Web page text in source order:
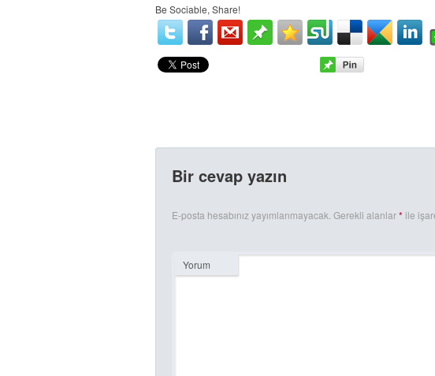
Be Sociable, Share!
Bir cevap yazın
E-posta hesabınız yayımlanmayacak. Gerekli alanlar* ile
Yorum